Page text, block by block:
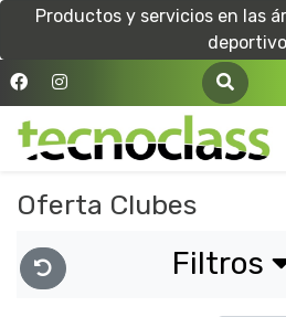
Productos y servicios en las
deportivo
Oferta Clubes
Filtros